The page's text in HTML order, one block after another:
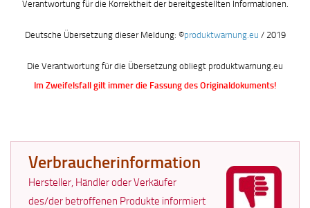
Verantwortung für die Korrektheit der bereitgestellten Informationen.
Deutsche Übersetzung dieser Meldung: ©produktwarnung.eu / 2019
Die Verantwortung für die Übersetzung obliegt produktwarnung.eu
Im Zweifelsfall gilt immer die Fassung des Originaldokuments!
Verbraucherinformation
Hersteller, Händler oder Verkäufer
des/der betroffenen Produkte informiert